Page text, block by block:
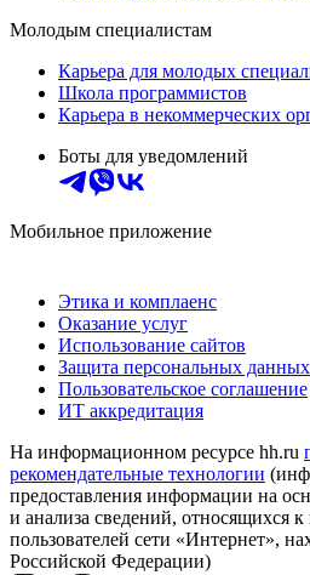
Молодым специалистам
Карьера для молодых
Школа программистов
Карьера в некоммерческих
Боты для уведомлений
Мобильное приложение
Этика и комплаенс
Оказание услуг
Использование сайтов
Защита персональных данных
Пользовательское соглашение
ИТ аккредитация
На информационном ресурсе hh.ru
рекомендательные технологии
предоставления информации на
и анализа сведений, относящихся
пользователей сети «Интернет»,
Российской Федерации)